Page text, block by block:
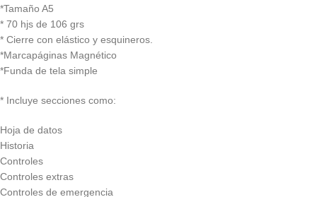
*Tamaño A5
* 70 hjs de 106 grs
* Cierre con elástico y esquineros.
*Marcapáginas Magnético
*Funda de tela simple
* Incluye secciones como:
Hoja de datos
Historia
Controles
Controles extras
Controles de emergencia